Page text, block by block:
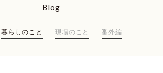
Blog
暮らしのこと 現場のこと 番外編